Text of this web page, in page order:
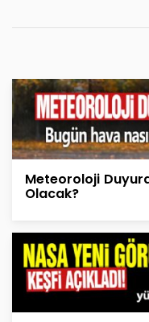
Meteoroloji
Olacak?